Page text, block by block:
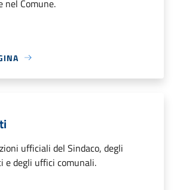
Comune.
ufficiali del Sindaco, degli
e degli uffici comunali.